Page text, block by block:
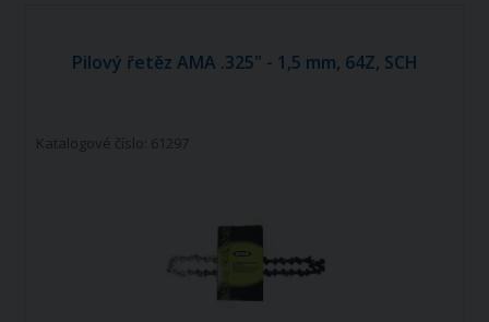
Pilový řetěz AMA .325" - 1,5 mm, 64Z, SCH
Katalogové číslo: 61297